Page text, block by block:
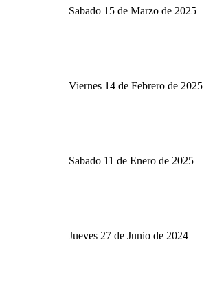
Sabado 15 de Marzo de 2025
Viernes 14 de Febrero de 2025
Sabado 11 de Enero de 2025
Jueves 27 de Junio de 2024